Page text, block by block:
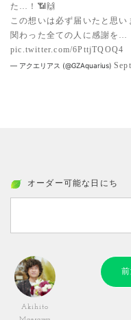
た…！📶🙌
この想いは必ず届いたと思い
関わった全ての人に感謝を
pic.twitter.com/6PttjTQOQ4
— アクエリアス (@GZAquarius)
オーダー可能な日にち
Akihito